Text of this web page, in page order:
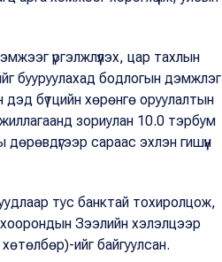
үргэлжлүүлэх, цар тахлын
бууруулахад бодлогын дэмжлэг
дэд бүтцийн хөрөнгө оруулалтын
зориулан 10.0 тэрбум
сараас эхлэн гишүүн
тус банктай тохиролцож,
Зээлийн хэлэлцээр
ийг байгуулсан.